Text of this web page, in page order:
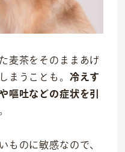
麦茶をそのままあげ
まうことも。 冷えす
嘔吐などの症状を引
。
ものに敏感なので、